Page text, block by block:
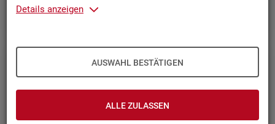
Details anzeigen
AUSWAHL BESTÄTIGEN
ALLE ZULASSEN
Beschäftigungsverhältnis fehlt?